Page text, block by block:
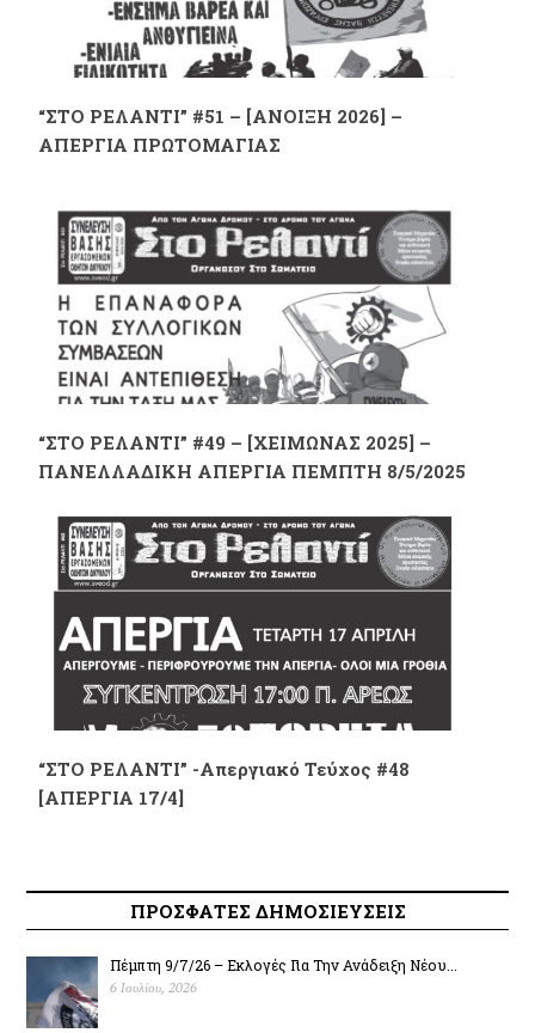
“ΣΤΟ ΡΕΛΑΝΤΙ” #51 – [ΑΝΟΙΞΗ 2026] –
ΑΠΕΡΓΙΑ ΠΡΩΤΟΜΑΓΙΑΣ
“ΣΤΟ ΡΕΛΑΝΤΙ” #49 – [ΧΕΙΜΩΝΑΣ 2025] –
ΠΑΝΕΛΛΑΔΙΚΗ ΑΠΕΡΓΙΑ ΠΕΜΠΤΗ 8/5/2025
“ΣΤΟ ΡΕΛΑΝΤΙ” -Απεργιακό Τεύχος #48
[ΑΠΕΡΓΙΑ 17/4]
ΠΡΟΣΦΑΤΕΣ ΔΗΜΟΣΙΕΥΣΕΙΣ
Πέμπτη 9/7/26 – Εκλογές Για Την Ανάδειξη Νέου...
6 Ιουλίου, 2026